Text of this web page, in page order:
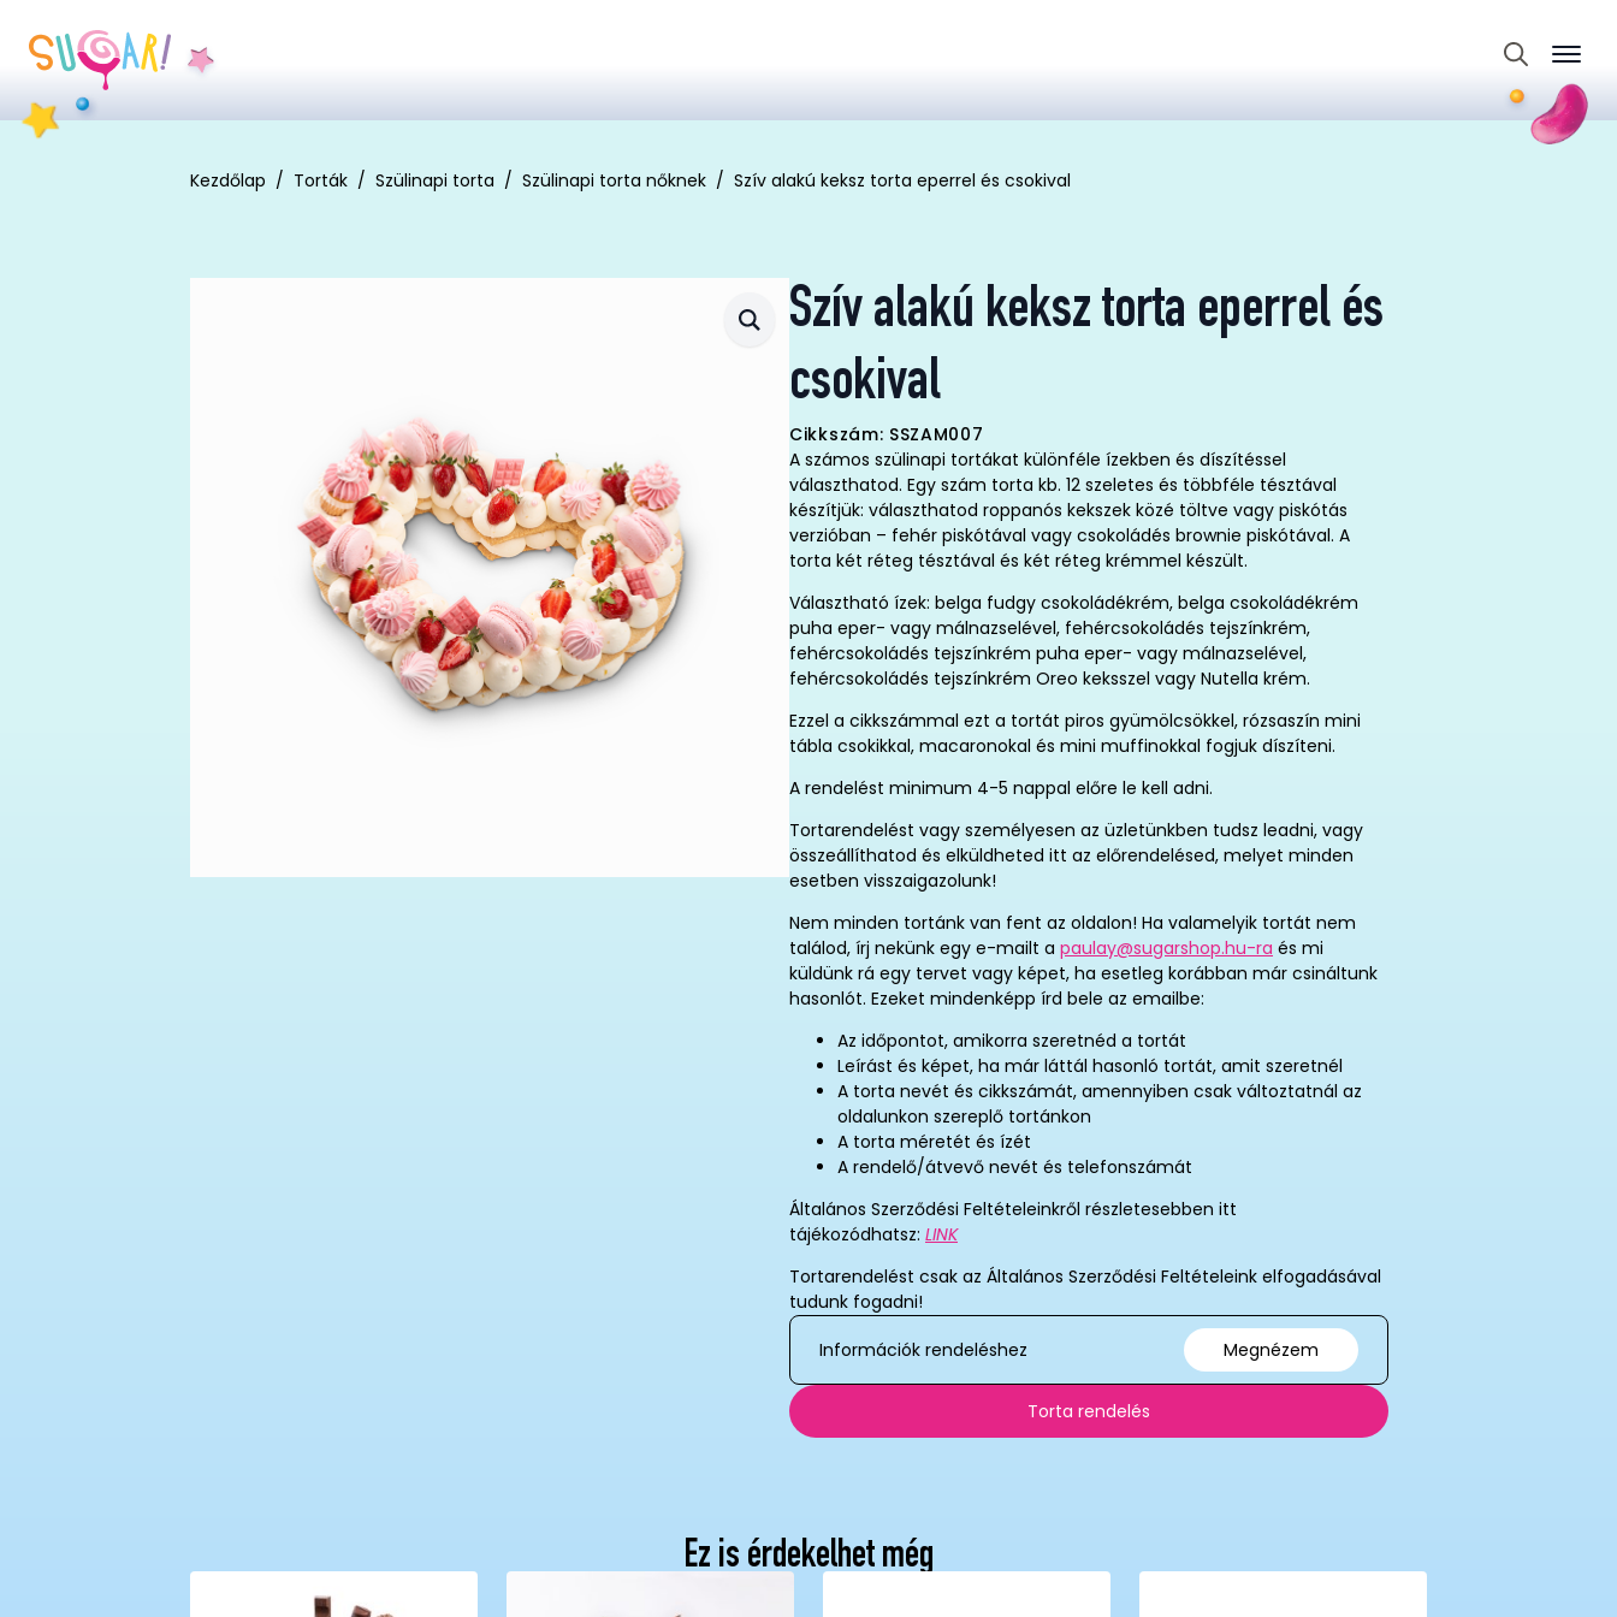
for:
Kezdőlap Torták Szülinapi torta Szülinapi torta nőknek Szív alakú keksz torta eperrel és csokival
Szív alakú keksz torta eperrel és
csokival
Cikkszám: SSZAM007
A számos szülinapi tortákat különféle ízekben és díszítéssel
választhatod. Egy szám torta kb. 12 szeletes és többféle tésztával
készítjük: választhatod roppanós kekszek közé töltve vagy piskótás
verzióban – fehér piskótával vagy csokoládés brownie piskótával. A
torta két réteg tésztával és két réteg krémmel készült.
Választható ízek: belga fudgy csokoládékrém, belga csokoládékrém
puha eper- vagy málnazselével, fehércsokoládés tejszínkrém,
fehércsokoládés tejszínkrém puha eper- vagy málnazselével,
fehércsokoládés tejszínkrém Oreo keksszel vagy Nutella krém.
Ezzel a cikkszámmal ezt a tortát piros gyümölcsökkel, rózsaszín mini
tábla csokikkal, macaronokal és mini muffinokkal fogjuk díszíteni.
A rendelést minimum 4-5 nappal előre le kell adni.
Tortarendelést vagy személyesen az üzletünkben tudsz leadni, vagy
összeállíthatod és elküldheted itt az előrendelésed, melyet minden
esetben visszaigazolunk!
Nem minden tortánk van fent az oldalon! Ha valamelyik tortát nem
találod, írj nekünk egy e-mailt a paulay@sugarshop.hu-ra és mi
küldünk rá egy tervet vagy képet, ha esetleg korábban már csináltunk
hasonlót. Ezeket mindenképp írd bele az emailbe:
Az időpontot, amikorra szeretnéd a tortát
Leírást és képet, ha már láttál hasonló tortát, amit szeretnél
A torta nevét és cikkszámát, amennyiben csak változtatnál az
oldalunkon szereplő tortánkon
A torta méretét és ízét
A rendelő/átvevő nevét és telefonszámát
Általános Szerződési Feltételeinkről részletesebben itt
tájékozódhatsz: LINK
Tortarendelést csak az Általános Szerződési Feltételeink elfogadásával
tudunk fogadni!
Információk rendeléshez
Megnézem
Torta rendelés
Ez is érdekelhet még